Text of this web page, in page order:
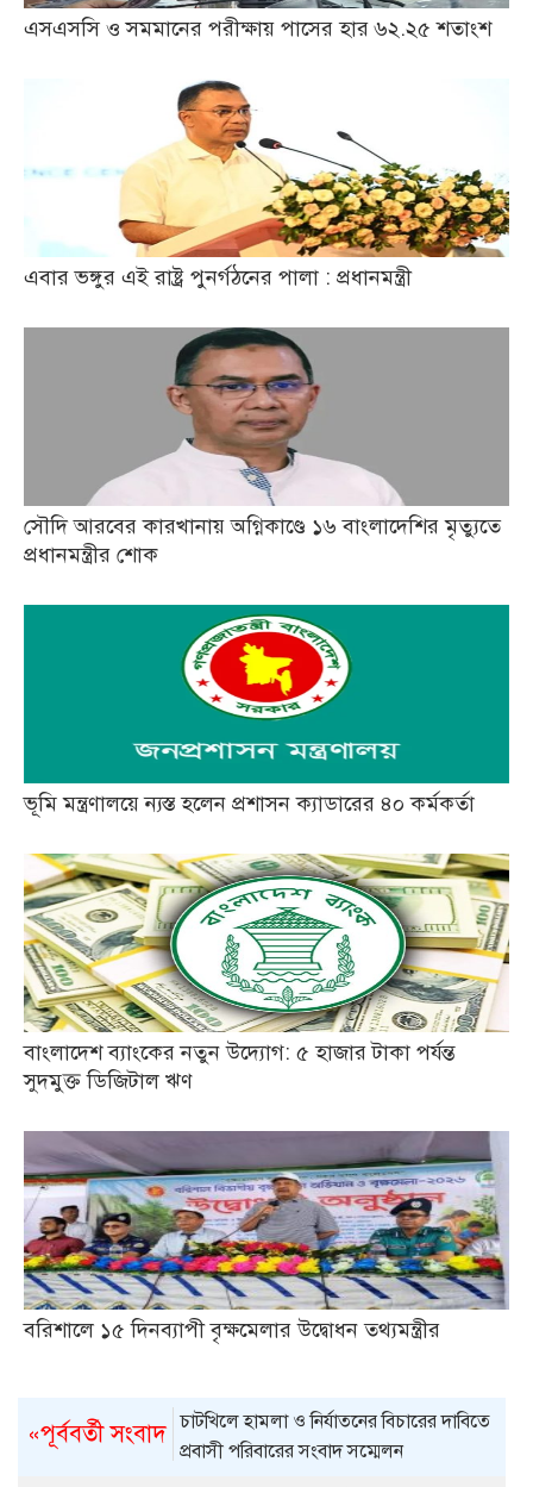
এসএসসি ও সমমানের পরীক্ষায় পাসের হার ৬২.২৫ শতাংশ
এবার ভঙ্গুর এই রাষ্ট্র পুনর্গঠনের পালা : প্রধানমন্ত্রী
সৌদি আরবের কারখানায় অগ্নিকাণ্ডে ১৬ বাংলাদেশির মৃত্যুতে
প্রধানমন্ত্রীর শোক
ভূমি মন্ত্রণালয়ে ন্যস্ত হলেন প্রশাসন ক্যাডারের ৪০ কর্মকর্তা
বাংলাদেশ ব্যাংকের নতুন উদ্যোগ: ৫ হাজার টাকা পর্যন্ত
সুদমুক্ত ডিজিটাল ঋণ
বরিশালে ১৫ দিনব্যাপী বৃক্ষমেলার উদ্বোধন তথ্যমন্ত্রীর
«পূর্ববর্তী সংবাদ চাটখিলে হামলা ও নির্যাতনের বিচারের দাবিতে
প্রবাসী পরিবারের সংবাদ সম্মেলন